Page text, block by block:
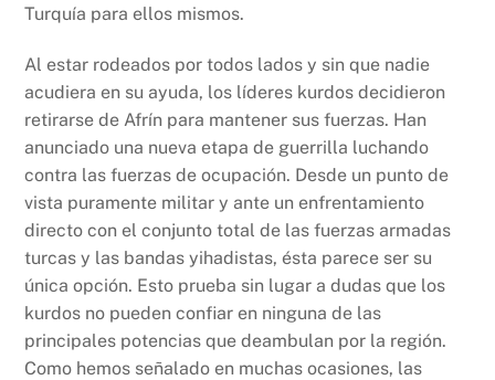
Turquía para ellos mismos.
Al estar rodeados por todos lados y sin que nadie
acudiera en su ayuda, los líderes kurdos decidieron
retirarse de Afrín para mantener sus fuerzas. Han
anunciado una nueva etapa de guerrilla luchando
contra las fuerzas de ocupación. Desde un punto de
vista puramente militar y ante un enfrentamiento
directo con el conjunto total de las fuerzas armadas
turcas y las bandas yihadistas, ésta parece ser su
única opción. Esto prueba sin lugar a dudas que los
kurdos no pueden confiar en ninguna de las
principales potencias que deambulan por la región.
Como hemos señalado en muchas ocasiones, las